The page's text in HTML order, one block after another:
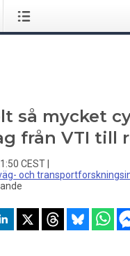
så mycket
från VTI till
CEST
och